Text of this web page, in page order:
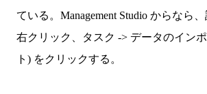
ている。Management Studio からなら
右クリック、タスク -> データのイン
ト) をクリックする。